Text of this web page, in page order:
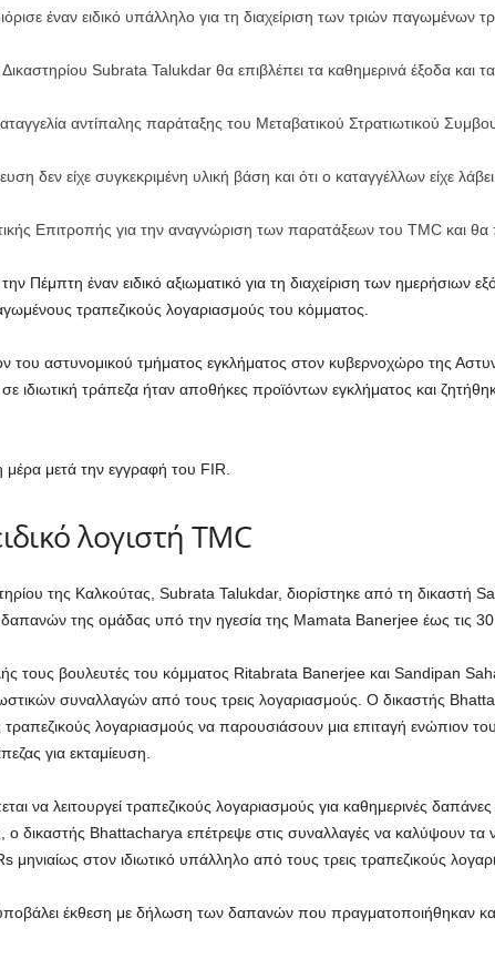
έναν ειδικό υπάλληλο για τη διαχείριση των τριών παγωμένων
Subrata Talukdar θα επιβλέπει τα καθημερινά έξοδα και
αντίπαλης παράταξης του Μεταβατικού Στρατιωτικού
δεν είχε συγκεκριμένη υλική βάση και ότι ο καταγγέλλων είχε
Επιτροπής για την αναγνώριση των παρατάξεων του TMC και θα
Πέμπτη έναν ειδικό αξιωματικό για τη διαχείριση των ημερήσιων
τραπεζικούς λογαριασμούς του κόμματος.
του αστυνομικού τμήματος εγκλήματος στον κυβερνοχώρο της
σε ιδιωτική τράπεζα ήταν αποθήκες προϊόντων εγκλήματος και
μέρα μετά την εγγραφή του FIR.
λογιστή TMC
της Καλκούτας, Subrata Talukdar, διορίστηκε από τη δικαστή
δαπανών της ομάδας υπό την ηγεσία της Mamata Banerjee έως τις
τους βουλευτές του κόμματος Ritabrata Banerjee και Sandipan
συναλλαγών από τους τρεις λογαριασμούς. Ο δικαστής
λογαριασμούς να παρουσιάσουν μια επιταγή ενώπιον
για εκταμίευση.
να λειτουργεί τραπεζικούς λογαριασμούς για καθημερινές δαπάνες
δικαστής Bhattacharya επέτρεψε στις συναλλαγές να καλύψουν τα
στον ιδιωτικό υπάλληλο από τους τρεις τραπεζικούς
υποβάλει έκθεση με δήλωση των δαπανών που πραγματοποιήθηκαν